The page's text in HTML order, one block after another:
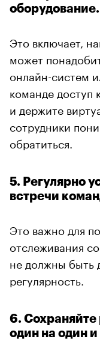
оборудование.
Это включает,
может
онлайн-систем
команде доступ
и держите
сотрудники
обратиться.
5. Регулярно
встречи
Это важно для
отслеживания
не должны быть
регулярность.
6. Сохраняйте
один на один